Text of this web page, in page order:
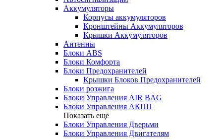
Аккумуляторы
Корпусы аккумуляторов
Кронштейны Аккумуляторов
Крышки Аккумуляторов
Антенны
Блоки ABS
Блоки Комфорта
Блоки Предохранителей
Крышки Блоков Предохранителей
Блоки розжига
Блоки Управления AIR BAG
Блоки Управления АКПП
Показать еще
Блоки Управления Дверьми
Блоки Управления Двигателям